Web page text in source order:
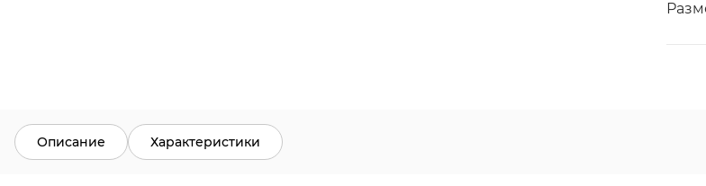
Описание Характеристики